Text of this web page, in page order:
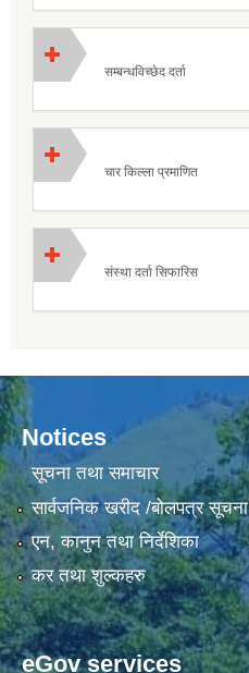
सम्बन्धविच्छेद दर्ता
चार किल्ला प्रमाणित
संस्था दर्ता सिफारिस
Notices
सूचना तथा समाचार
सार्वजनिक खरीद /बोलपत्र सूचना
एन, कानुन तथा निर्देशिका
कर तथा शुल्कहरु
eGov services